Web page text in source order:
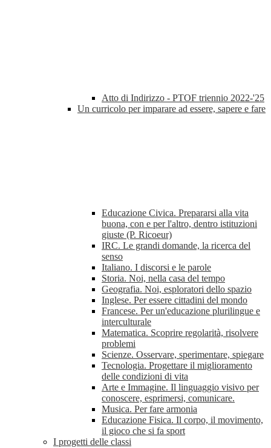
Atto di Indirizzo - PTOF triennio 2022-'25
Un curricolo per imparare ad essere, sapere e fare
Educazione Civica. Prepararsi alla vita
buona, con e per l'altro, dentro istituzioni
giuste (P. Ricoeur)
IRC. Le grandi domande, la ricerca del
senso
Italiano. I discorsi e le parole
Storia. Noi, nella casa del tempo
Geografia. Noi, esploratori dello spazio
Inglese. Per essere cittadini del mondo
Francese. Per un'educazione plurilingue e
interculturale
Matematica. Scoprire regolarità, risolvere
problemi
Scienze. Osservare, sperimentare, spiegare
Tecnologia. Progettare il miglioramento
delle condizioni di vita
Arte e Immagine. Il linguaggio visivo per
conoscere, esprimersi, comunicare.
Musica. Per fare armonia
Educazione Fisica. Il corpo, il movimento,
il gioco che si fa sport
I progetti delle classi